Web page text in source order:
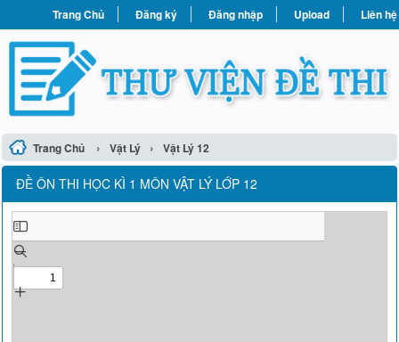
Trang Chủ Đăng ký Đăng nhập Upload Liên hệ
Trang Chủ › Vật Lý › Vật Lý 12
ĐỀ ÔN THI HỌC KÌ 1 MÔN VẬT LÝ LỚP 12